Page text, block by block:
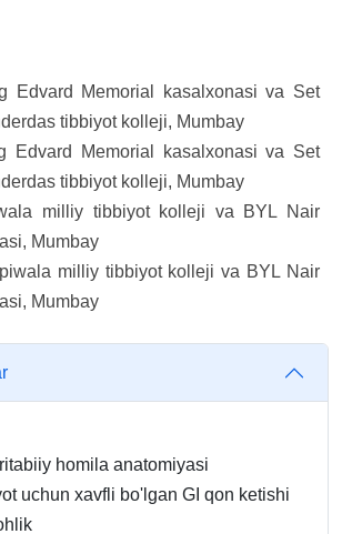
Edvard Memorial kasalxonasi va Set
tibbiyot kolleji, Mumbay
Edvard Memorial kasalxonasi va Set
tibbiyot kolleji, Mumbay
milliy tibbiyot kolleji va BYL Nair
Mumbay
milliy tibbiyot kolleji va BYL Nair
Mumbay
homila anatomiyasi
uchun xavfli bo'lgan GI qon ketishi